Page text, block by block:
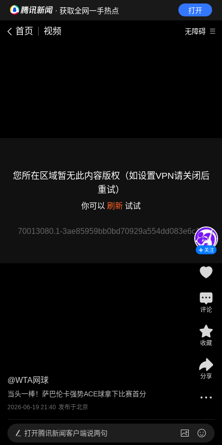
· 获取全网一手热点 打开
首页 视频 无障碍
您所在区域暂无此内容版权（如设置VPN请关闭后
重试）
你可以 刷新 试试
70013080.1-3ae85959bb0bd70929a554dd083e6c11
@WTA网球
当头一棒！萨巴伦卡强势ACE球拿下比赛首分
2026-06-19 21:40 发布于北京
关注
评论
收藏
分享
打开腾讯新闻客户端说两句